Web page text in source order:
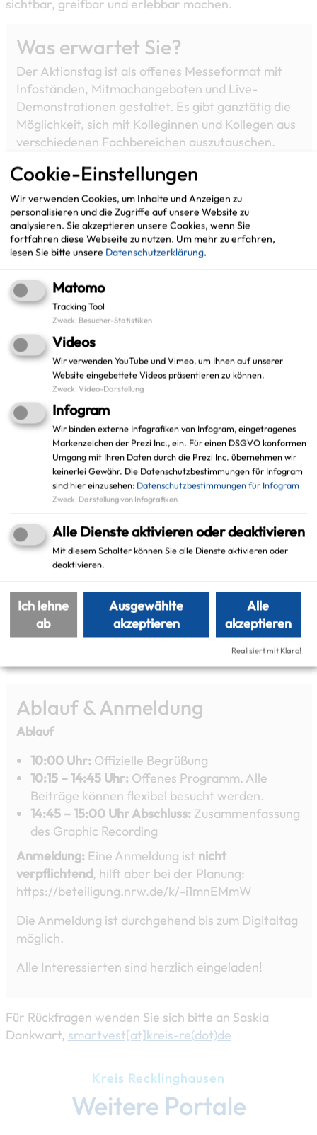
sichtbar, greifbar und erlebbar machen.
Was erwartet Sie?
Der Aktionstag ist als offenes Messeformat mit
Infoständen, Mitmachangeboten und Live-
Demonstrationen gestaltet. Es gibt ganztätig die
Möglichkeit, sich mit Kolleginnen und Kollegen aus
verschiedenen Fachbereichen auszutauschen.
des Gigabitbüro des Bundes
ist auf dem großen Mitarbeiterparkplatz vor
Ort und informiert zum Glasfaser- und
Mobilfunkausbau.
Der Fachdienst Personalentwicklung bietet
Mitmach- und Informationsformate in den
Themenbereichen Kompetenzen, Ausbildung
und Gesundheit an.
ist u.a. mit einer VR-Brille vor Ort und
gemeinsam mit dem Regionalverband Ruhr gibt
es einen Workshop zum Thema offene Daten.
Außerdem wird der neuer Geoshop für Auszüge
aus dem Liegenschaftskataster vorgestellt.
Das Programm mit allen Beiträgen und
Räumlichkeiten wird fortlaufend aktualisiert und
ist hier einsehbar:
https://padlet.com/sdankwart/Digitaltag2026
Einige Beiträge richten sich speziell an
Mitarbeitende der Kreisverwaltung, während
andere Programmpunkte auch für Bürgerinnen
Ein besonderes Highlight: Der Tag wird durch ein
Graphic Recordingbegleitet, das die Inhalte visuell
dokumentiert.
Ablauf & Anmeldung
Ablauf
10:00 Uhr: Offizielle Begrüßung
10:15 – 14:45 Uhr: Offenes Programm. Alle
Beiträge können flexibel besucht werden.
14:45 – 15:00 Uhr Abschluss: Zusammenfassung
des Graphic Recording
Anmeldung: Eine Anmeldung ist nicht
verpflichtend, hilft aber bei der Planung:
https://beteiligung.nrw.de/k/-i1mnEMmW
Die Anmeldung ist durchgehend bis zum Digitaltag
möglich.
Alle Interessierten sind herzlich eingeladen!
Für Rückfragen wenden Sie sich bitte an Saskia
Dankwart, smartvest[at]​kreis-re(dot)de
Kreis Recklinghausen
Weitere Portale
Cookie-Einstellungen
Wir verwenden Cookies, um Inhalte und Anzeigen zu
personalisieren und die Zugriffe auf unsere Website zu
analysieren. Sie akzeptieren unsere Cookies, wenn Sie
fortfahren diese Webseite zu nutzen. Um mehr zu erfahren,
lesen Sie bitte unsere Datenschutzerklärung.
Matomo
Tracking Tool
Zweck: Besucher-Statistiken
Videos
Wir verwenden YouTube und Vimeo, um Ihnen auf unserer
Website eingebettete Videos präsentieren zu können.
Zweck: Video-Darstellung
Infogram
Wir binden externe Infografiken von Infogram, eingetragenes
Markenzeichen der Prezi Inc., ein. Für einen DSGVO konformen
Umgang mit Ihren Daten durch die Prezi Inc. übernehmen wir
keinerlei Gewähr. Die Datenschutzbestimmungen für Infogram
sind hier einzusehen: Datenschutzbestimmungen für Infogram
Zweck: Darstellung von Infografiken
Alle Dienste aktivieren oder deaktivieren
Mit diesem Schalter können Sie alle Dienste aktivieren oder
deaktivieren.
Ich lehne
ab
Ausgewählte
akzeptieren
Alle
akzeptieren
Realisiert mit Klaro!